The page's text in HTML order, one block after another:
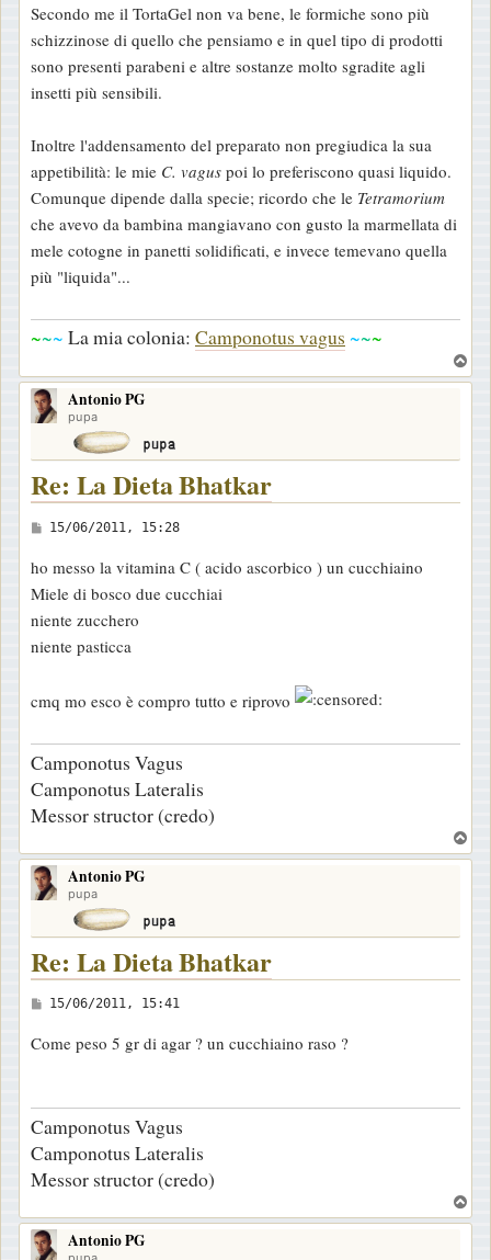
g
g
i
o
Secondo me il TortaGel non va bene, le formiche sono più
schizzinose di quello che pensiamo e in quel tipo di prodotti
sono presenti parabeni e altre sostanze molto sgradite agli
insetti più sensibili.
Inoltre l'addensamento del preparato non pregiudica la sua
appetibilità: le mie C. vagus poi lo preferiscono quasi liquido.
Comunque dipende dalla specie; ricordo che le Tetramorium
che avevo da bambina mangiavano con gusto la marmellata di
mele cotogne in panetti solidificati, e invece temevano quella
più "liquida"...
~~~ La mia colonia: Camponotus vagus ~~~
o
Antonio PG
pupa
Re: La Dieta Bhatkar
M
s
s
a
g
i
15/06/2011, 15:28
ho messo la vitamina C ( acido ascorbico ) un cucchiaino
Miele di bosco due cucchiai
niente zucchero
niente pasticca
cmq mo esco è compro tutto e riprovo
Camponotus Vagus
Camponotus Lateralis
Messor structor (credo)
o
Antonio PG
pupa
Re: La Dieta Bhatkar
M
s
a
g
g
i
15/06/2011, 15:41
Come peso 5 gr di agar ? un cucchiaino raso ?
Camponotus Vagus
Camponotus Lateralis
Messor structor (credo)
o
Antonio PG